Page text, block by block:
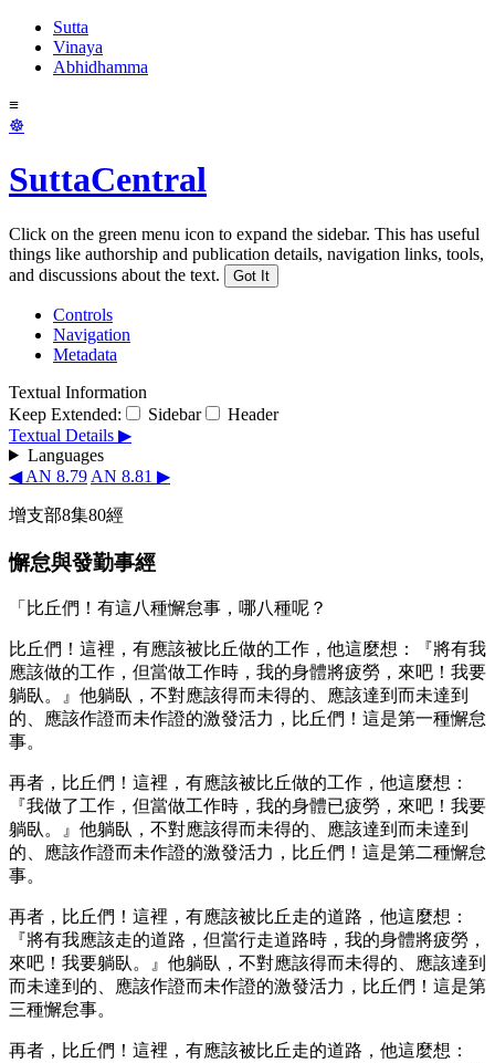
Sutta
Vinaya
Abhidhamma
≡
☸
SuttaCentral
Click on the green menu icon to expand the sidebar. This has useful
things like authorship and publication details, navigation links, tools,
and discussions about the text.
Got It
Controls
Navigation
Metadata
Textual Information
Keep Extended:
Sidebar
Header
Textual Details ▶
Languages
◀ AN 8.79 AN 8.81 ▶
增支部8集80經
懈怠與發勤事經
「比丘們！有這八種懈怠事，哪八種呢？
比丘們！這裡，有應該被比丘做的工作，他這麼想：『將有我
應該做的工作，但當做工作時，我的身體將疲勞，來吧！我要
躺臥。』他躺臥，不對應該得而未得的、應該達到而未達到
的、應該作證而未作證的激發活力，比丘們！這是第一種懈怠
事。
再者，比丘們！這裡，有應該被比丘做的工作，他這麼想：
『我做了工作，但當做工作時，我的身體已疲勞，來吧！我要
躺臥。』他躺臥，不對應該得而未得的、應該達到而未達到
的、應該作證而未作證的激發活力，比丘們！這是第二種懈怠
事。
再者，比丘們！這裡，有應該被比丘走的道路，他這麼想：
『將有我應該走的道路，但當行走道路時，我的身體將疲勞，
來吧！我要躺臥。』他躺臥，不對應該得而未得的、應該達到
而未達到的、應該作證而未作證的激發活力，比丘們！這是第
三種懈怠事。
再者，比丘們！這裡，有應該被比丘走的道路，他這麼想：